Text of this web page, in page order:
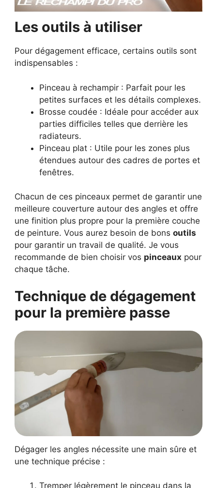
Les outils à utiliser
Pour dégagement efficace, certains outils sont
indispensables :
Pinceau à rechampir : Parfait pour les
petites surfaces et les détails complexes.
Brosse coudée : Idéale pour accéder aux
parties difficiles telles que derrière les
radiateurs.
Pinceau plat : Utile pour les zones plus
étendues autour des cadres de portes et
fenêtres.
Chacun de ces pinceaux permet de garantir une
meilleure couverture autour des angles et offre
une finition plus propre pour la première couche
de peinture. Vous aurez besoin de bons outils
pour garantir un travail de qualité. Je vous
recommande de bien choisir vos pinceaux pour
chaque tâche.
Technique de dégagement
pour la première passe
Dégager les angles nécessite une main sûre et
une technique précise :
Tremper légèrement le pinceau dans la